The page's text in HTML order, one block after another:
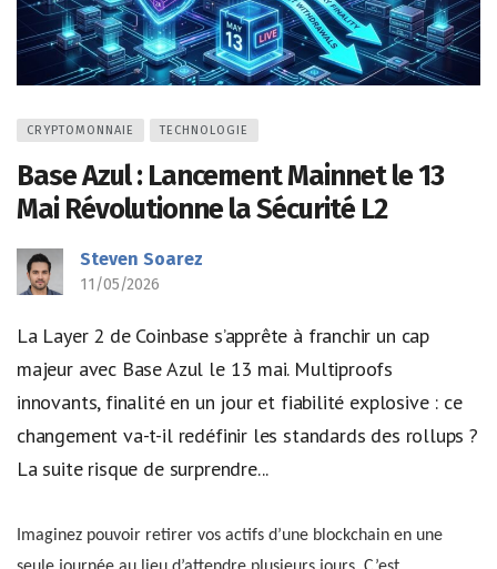
CRYPTOMONNAIE TECHNOLOGIE
Base Azul : Lancement Mainnet le 13
Mai Révolutionne la Sécurité L2
Steven Soarez
11/05/2026
La Layer 2 de Coinbase s’apprête à franchir un cap
majeur avec Base Azul le 13 mai. Multiproofs
innovants, finalité en un jour et fiabilité explosive : ce
changement va-t-il redéfinir les standards des rollups ?
La suite risque de surprendre...
Imaginez pouvoir retirer vos actifs d’une blockchain en une